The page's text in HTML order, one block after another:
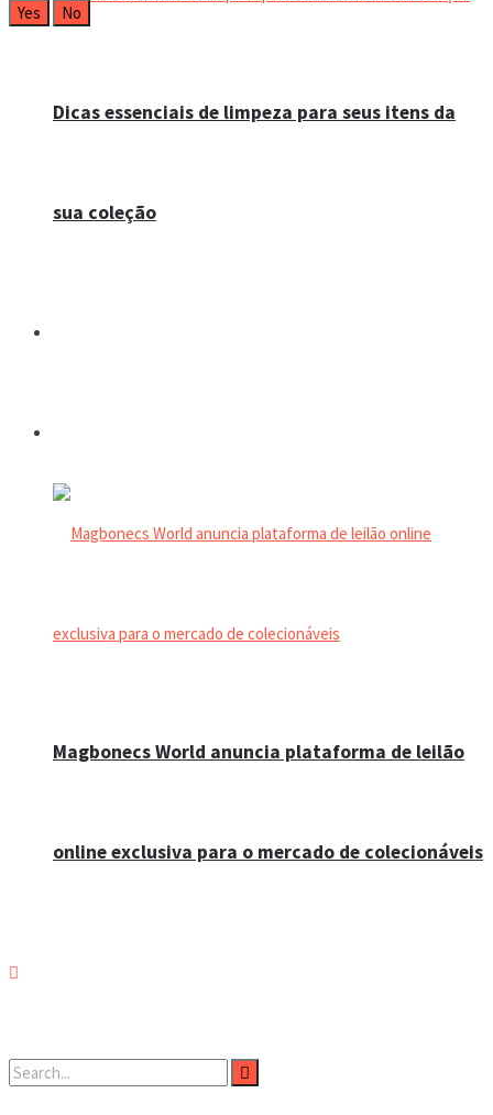
Dicas essenciais de limpeza para seus itens da
sua coleção
Magbonecs World anuncia plataforma de leilão
online exclusiva para o mercado de colecionáveis
Yes No